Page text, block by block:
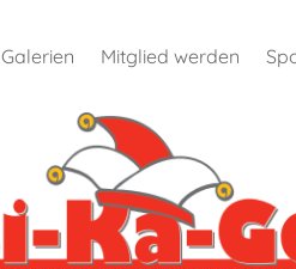
Galerien Mitglied werden